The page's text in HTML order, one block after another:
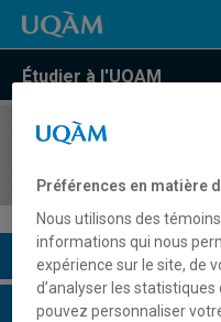
Étudier à l'UQAM
COURS//
Description du cours
Horaire - Été 2026
Préférences en matière
Nous utilisons des
informations qui nous
expérience sur le site, de
d’analyser les
pouvez personnaliser